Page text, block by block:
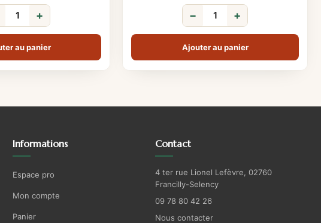
+
au panier
− +
Ajouter au panier
Informations
Espace pro
Mon compte
Panier
Contact
4 ter rue Lionel Lefèvre, 02760
Francilly-Selency
09 78 80 42 26
Nous contacter